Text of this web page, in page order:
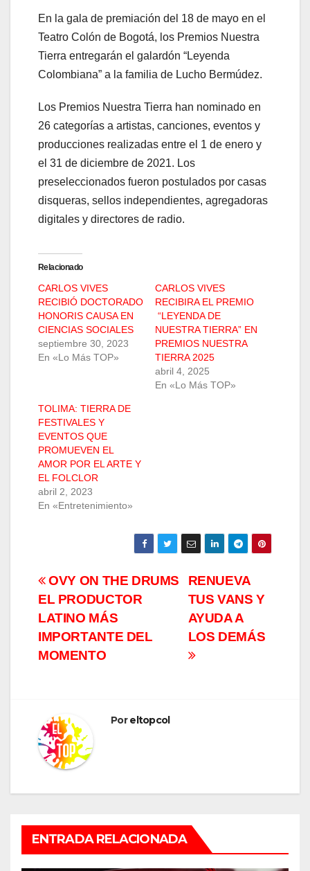
En la gala de premiación del 18 de mayo en el
Teatro Colón de Bogotá, los Premios Nuestra
Tierra entregarán el galardón “Leyenda
Colombiana” a la familia de Lucho Bermúdez.
Los Premios Nuestra Tierra han nominado en
26 categorías a artistas, canciones, eventos y
producciones realizadas entre el 1 de enero y
el 31 de diciembre de 2021. Los
preseleccionados fueron postulados por casas
disqueras, sellos independientes, agregadoras
digitales y directores de radio.
Relacionado
CARLOS VIVES
RECIBIÓ DOCTORADO
HONORIS CAUSA EN
CIENCIAS SOCIALES
septiembre 30, 2023
En «Lo Más TOP»
CARLOS VIVES
RECIBIRA EL PREMIO
“LEYENDA DE
NUESTRA TIERRA” EN
PREMIOS NUESTRA
TIERRA 2025
abril 4, 2025
En «Lo Más TOP»
TOLIMA: TIERRA DE
FESTIVALES Y
EVENTOS QUE
PROMUEVEN EL
AMOR POR EL ARTE Y
EL FOLCLOR
abril 2, 2023
En «Entretenimiento»
Navegación
de
entradas
RENUEVA
TUS VANS Y
AYUDA A
LOS DEMÁS
OVY ON THE DRUMS
EL PRODUCTOR
LATINO MÁS
IMPORTANTE DEL
MOMENTO
Poreltopcol
ENTRADA RELACIONADA